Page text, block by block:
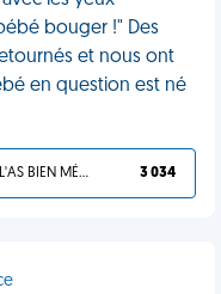
bouger !" Des
et nous ont
en question est né
TU L'AS BIEN MÉRITÉ 3 034